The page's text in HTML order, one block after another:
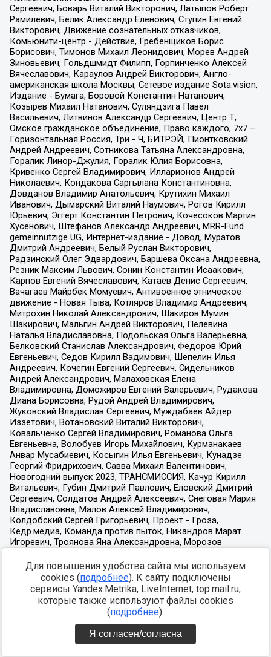
Для повышения удобства сайта мы используем
cookies (подробнее). К сайту подключены
сервисы Yandex.Metrika, LiveInternet, top.mail.ru,
которые также используют файлы cookies
(подробнее).
Я согласен/согласна